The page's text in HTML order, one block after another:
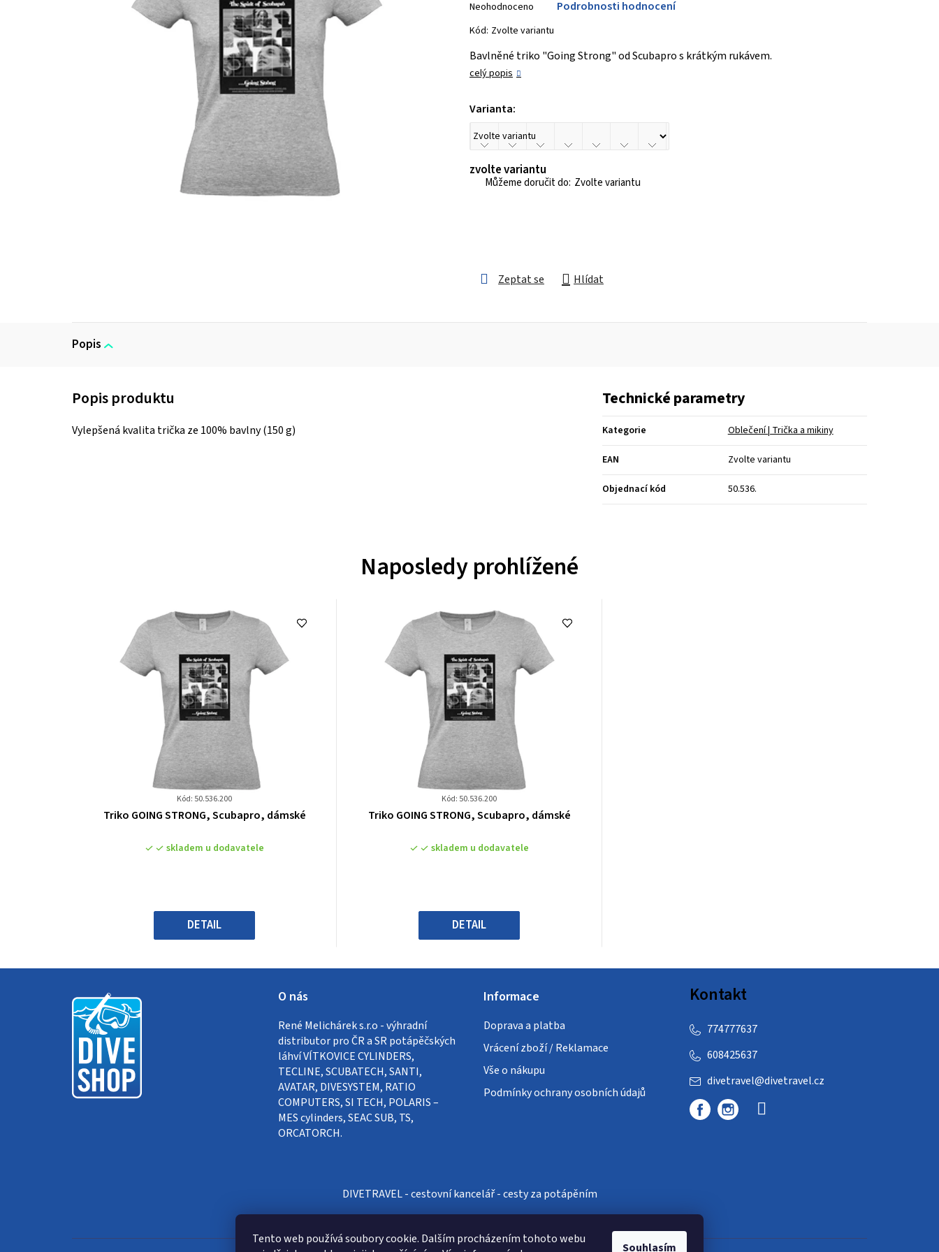
Tento web používá soubory cookie. Dalším procházením tohoto webu
Souhlasím
hodnocení
produktu
0,0
z 5
Neohodnoceno Podrobnosti hodnocení
Kód: Zvolte variantu
Bavlněné triko "Going Strong" od Scubapro s krátkým rukávem.
celý popis
Varianta:
zvolte variantu
Zvolte variantu
Zeptat se Hlídat
Popis
Vylepšená kvalita trička ze 100% bavlny (150 g)
Technické parametry
Kategorie Oblečení | Trička a mikiny
EAN Zvolte variantu
Objednací kód 50.536.
Naposledy prohlížené
Kód: 50.536.200
Průměrné
produktu
hvězdiček.
Triko GOING STRONG, Scubapro, dámské
skladem u dodavatele
DETAIL
Kód: 50.536.200
Průměrné
produktu
hvězdiček.
Triko GOING STRONG, Scubapro, dámské
skladem u dodavatele
DETAIL
O nás
René Melichárek s.r.o - výhradní
distributor pro ČR a SR potápěčských
láhví VÍTKOVICE CYLINDERS,
TECLINE, SCUBATECH, SANTI,
AVATAR, DIVESYSTEM, RATIO
COMPUTERS, SI TECH, POLARIS –
MES cylinders, SEAC SUB, TS,
ORCATORCH.
Informace
Doprava a platba
Vrácení zboží / Reklamace
Vše o nákupu
Podmínky ochrany osobních údajů
Kontakt
divetravel@divetravel.cz
608425637
774777637
DIVETRAVEL - cestovní kancelář - cesty za potápěním